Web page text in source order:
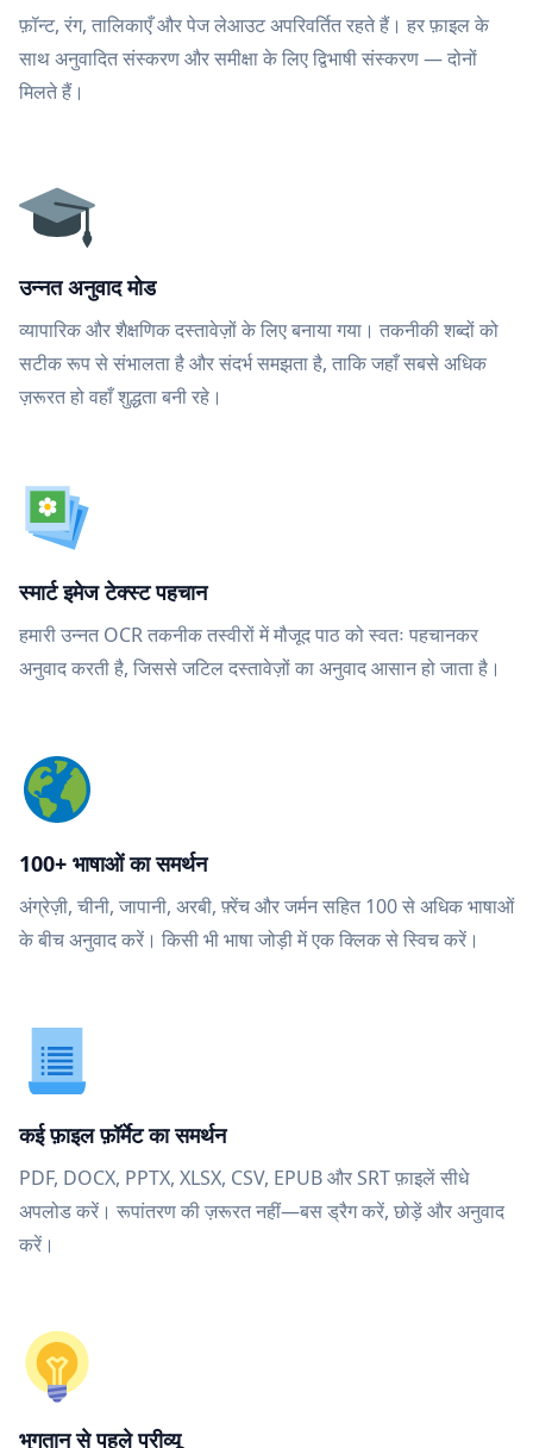
फ़ॉन्ट, रंग, तालिकाएँ और पेज लेआउट अपरिवर्तित रहते हैं। हर फ़ाइल के
साथ अनुवादित संस्करण और समीक्षा के लिए द्विभाषी संस्करण — दोनों
मिलते हैं।
उन्नत अनुवाद मोड
व्यापारिक और शैक्षणिक दस्तावेज़ों के लिए बनाया गया। तकनीकी शब्दों को
सटीक रूप से संभालता है और संदर्भ समझता है, ताकि जहाँ सबसे अधिक
ज़रूरत हो वहाँ शुद्धता बनी रहे।
स्मार्ट इमेज टेक्स्ट पहचान
हमारी उन्नत OCR तकनीक तस्वीरों में मौजूद पाठ को स्वतः पहचानकर
अनुवाद करती है, जिससे जटिल दस्तावेज़ों का अनुवाद आसान हो जाता है।
100+ भाषाओं का समर्थन
अंग्रेज़ी, चीनी, जापानी, अरबी, फ़्रेंच और जर्मन सहित 100 से अधिक भाषाओं
के बीच अनुवाद करें। किसी भी भाषा जोड़ी में एक क्लिक से स्विच करें।
कई फ़ाइल फ़ॉर्मेट का समर्थन
PDF, DOCX, PPTX, XLSX, CSV, EPUB और SRT फ़ाइलें सीधे
अपलोड करें। रूपांतरण की ज़रूरत नहीं—बस ड्रैग करें, छोड़ें और अनुवाद
करें।
भुगतान से पहले प्रीव्यू